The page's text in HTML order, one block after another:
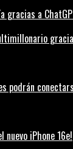
podrán
nuevo iPhone 16e!